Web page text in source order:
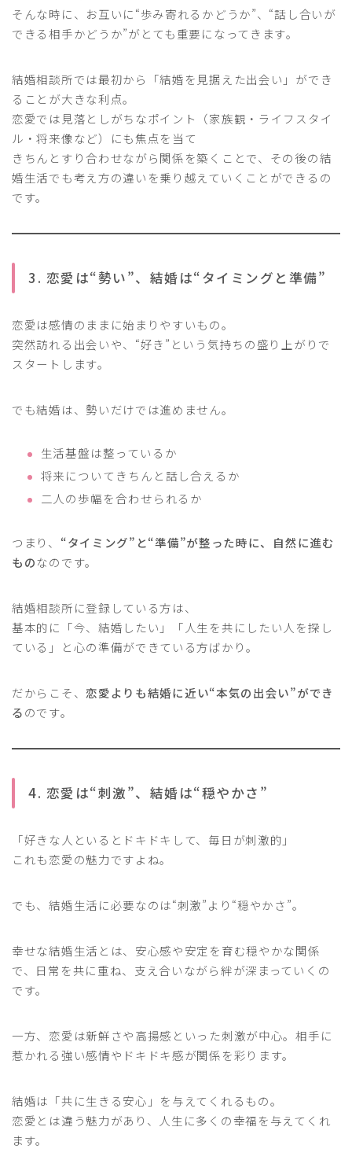
そんな時に、お互いに“歩み寄れるかどうか”、“話し合いが
できる相手かどうか”がとても重要になってきます。
結婚相談所では最初から「結婚を見据えた出会い」ができ
ることが大きな利点。
恋愛では見落としがちなポイント（家族観・ライフスタイ
ル・将来像など）にも焦点を当て
きちんとすり合わせながら関係を築くことで、その後の結
婚生活でも考え方の違いを乗り越えていくことができるの
です。
3. 恋愛は“勢い”、結婚は“タイミングと準備”
恋愛は感情のままに始まりやすいもの。
突然訪れる出会いや、“好き”という気持ちの盛り上がりで
スタートします。
でも結婚は、勢いだけでは進めません。
生活基盤は整っているか
将来についてきちんと話し合えるか
二人の歩幅を合わせられるか
つまり、 “タイミング”と“準備”が整った時に、自然に進む
ものなのです。
結婚相談所に登録している方は、
基本的に「今、結婚したい」「人生を共にしたい人を探し
ている」と心の準備ができている方ばかり。
だからこそ、 恋愛よりも結婚に近い“本気の出会い”ができ
るのです。
4. 恋愛は“刺激”、結婚は“穏やかさ”
「好きな人といるとドキドキして、毎日が刺激的」
これも恋愛の魅力ですよね。
でも、結婚生活に必要なのは“刺激”より“穏やかさ”。
幸せな結婚生活とは、安心感や安定を育む穏やかな関係
で、日常を共に重ね、支え合いながら絆が深まっていくの
です。
一方、恋愛は新鮮さや高揚感といった刺激が中心。相手に
惹かれる強い感情やドキドキ感が関係を彩ります。
結婚は「共に生きる安心」を与えてくれるもの。
恋愛とは違う魅力があり、人生に多くの幸福を与えてくれ
ます。